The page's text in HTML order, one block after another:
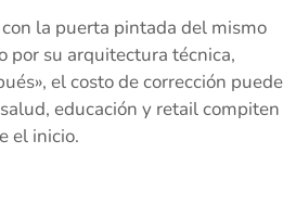
la puerta pintada del mismo
por su arquitectura técnica,
el costo de corrección puede
educación y retail compiten
el inicio.